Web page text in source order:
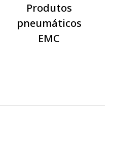
Produtos
pneumáticos
EMC